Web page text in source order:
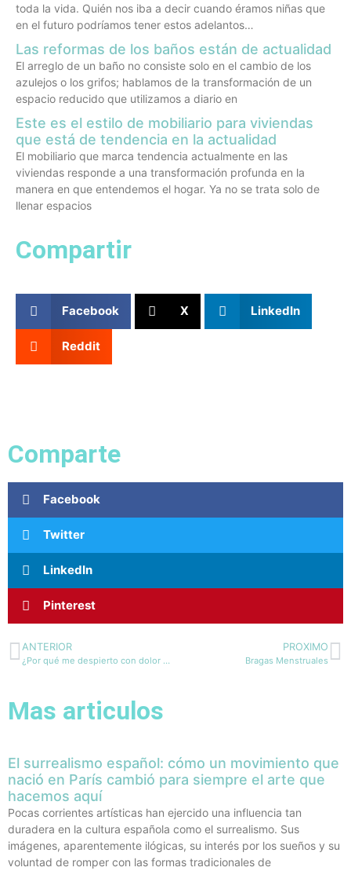
toda la vida. Quién nos iba a decir cuando éramos niñas que
en el futuro podríamos tener estos adelantos…
Las reformas de los baños están de actualidad
El arreglo de un baño no consiste solo en el cambio de los
azulejos o los grifos; hablamos de la transformación de un
espacio reducido que utilizamos a diario en
Este es el estilo de mobiliario para viviendas
que está de tendencia en la actualidad
El mobiliario que marca tendencia actualmente en las
viviendas responde a una transformación profunda en la
manera en que entendemos el hogar. Ya no se trata solo de
llenar espacios
Compartir
Facebook X LinkedIn
Reddit
Comparte
Facebook
Twitter
LinkedIn
Pinterest
ANTERIOR
¿Por qué me despierto con dolor de mandíbula?
PROXIMO
Bragas Menstruales
Mas articulos
El surrealismo español: cómo un movimiento que
nació en París cambió para siempre el arte que
hacemos aquí
Pocas corrientes artísticas han ejercido una influencia tan
duradera en la cultura española como el surrealismo. Sus
imágenes, aparentemente ilógicas, su interés por los sueños y su
voluntad de romper con las formas tradicionales de